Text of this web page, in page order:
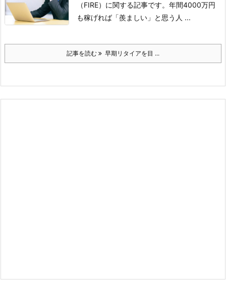
（FIRE）に関する記事です。 年間4000万円
も稼げれば「羨ましい」と思う人 ...
記事を読む 早期リタイアを目 ...